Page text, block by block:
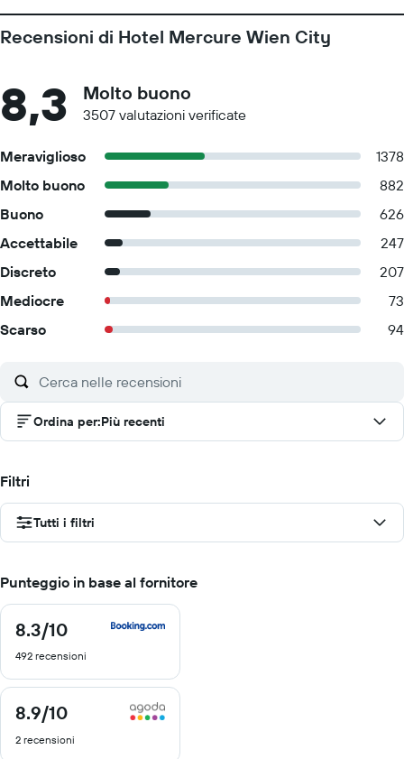
Recensioni di Hotel Mercure Wien City
8,3 Molto buono
3507 valutazioni verificate
Meraviglioso
1378
Molto buono
882
Buono
626
Accettabile
247
Discreto
207
Mediocre
73
Scarso
94
Ordina per:Più recenti
Filtri
Tutti i filtri
Punteggio in base al fornitore
8.3/10
8.3
10
492 recensioni
8.9/10
8.9
10
2 recensioni